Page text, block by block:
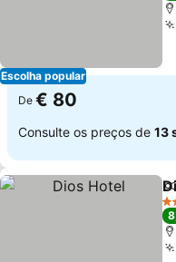
Escolha popular
De € 80
Consulte os preços de 13
3